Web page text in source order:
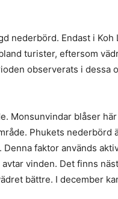
nederbörd. Endast i
turister, eftersom
observerats i dessa
Monsunvindar blåser
Phukets nederbörd
faktor används
vinden. Det finns
bättre. I december